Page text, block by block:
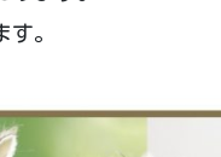
。